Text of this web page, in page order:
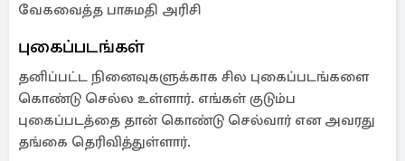
வேகவைத்த பாசுமதி அரிசி
புகைப்படங்கள்
தனிப்பட்ட நினைவுகளுக்காக சில புகைப்படங்களை
கொண்டு செல்ல உள்ளார். எங்கள் குடும்ப
புகைப்படத்தை தான் கொண்டு செல்வார் என அவரது
தங்கை தெரிவித்துள்ளார்.